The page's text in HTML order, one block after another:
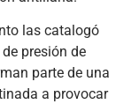
las catalogó
presión de
parte de una
a provocar